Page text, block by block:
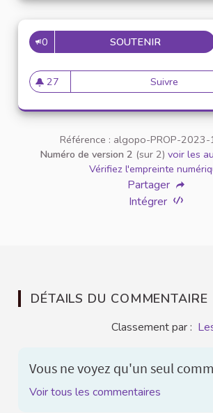
0 SOUTENIR
27
27 abonnés
Suivre
Référence : algopo-PROP-
Numéro de version 2 (sur 2) voir les
Vérifiez l'empreinte
Partager
Intégrer
DÉTAILS DU COMMENTAIRE
Classement par :
Vous ne voyez qu'un seul
Voir tous les commentaires